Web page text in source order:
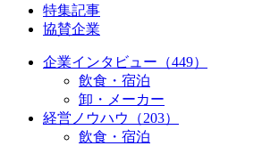
特集記事
協賛企業
企業インタビュー（449）
飲食・宿泊
卸・メーカー
経営ノウハウ（203）
飲食・宿泊